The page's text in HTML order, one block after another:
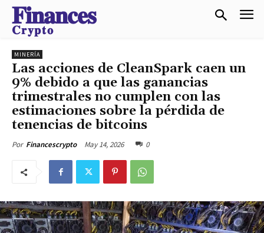
𝐅𝐢𝐧𝐚𝐧𝐜𝐞𝐬
𝐂𝐫𝐲𝐩𝐭𝐨
MINERÍA
Las acciones de CleanSpark caen un
9% debido a que las ganancias
trimestrales no cumplen con las
estimaciones sobre la pérdida de
tenencias de bitcoins
Por Financescrypto May 14, 2026 0